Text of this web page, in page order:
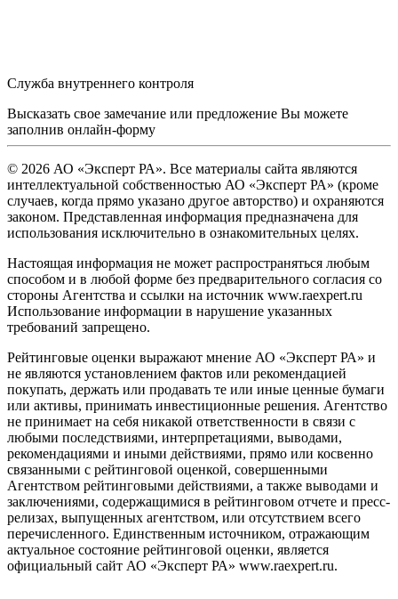
Служба внутреннего контроля
Высказать свое замечание или предложение Вы можете
заполнив онлайн-форму
© 2026 АО «Эксперт РА». Все материалы сайта являются
интеллектуальной собственностью АО «Эксперт РА» (кроме
случаев, когда прямо указано другое авторство) и охраняются
законом. Представленная информация предназначена для
использования исключительно в ознакомительных целях.
Настоящая информация не может распространяться любым
способом и в любой форме без предварительного согласия со
стороны Агентства и ссылки на источник www.raexpert.ru
Использование информации в нарушение указанных
требований запрещено.
Рейтинговые оценки выражают мнение АО «Эксперт РА» и
не являются установлением фактов или рекомендацией
покупать, держать или продавать те или иные ценные бумаги
или активы, принимать инвестиционные решения. Агентство
не принимает на себя никакой ответственности в связи с
любыми последствиями, интерпретациями, выводами,
рекомендациями и иными действиями, прямо или косвенно
связанными с рейтинговой оценкой, совершенными
Агентством рейтинговыми действиями, а также выводами и
заключениями, содержащимися в рейтинговом отчете и пресс-
релизах, выпущенных агентством, или отсутствием всего
перечисленного. Единственным источником, отражающим
актуальное состояние рейтинговой оценки, является
официальный сайт АО «Эксперт РА» www.raexpert.ru.